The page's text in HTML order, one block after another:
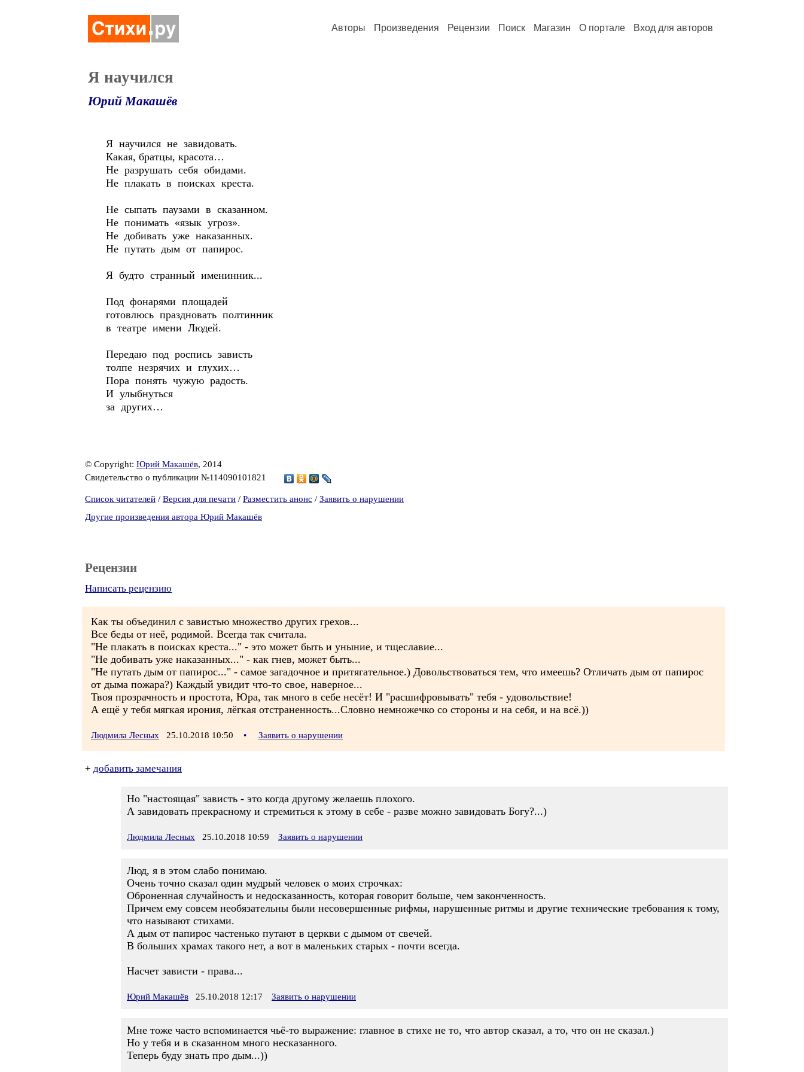
Авторы Произведения Рецензии Поиск Магазин О портале Вход для авторов
Я научился
Юрий Макашёв
Я научился не завидовать.
Какая, братцы, красота…
Не разрушать себя обидами.
Не плакать в поисках креста.
Не сыпать паузами в сказанном.
Не понимать «язык угроз».
Не добивать уже наказанных.
Не путать дым от папирос.
Я будто странный именинник...
Под фонарями площадей
готовлюсь праздновать полтинник
в театре имени Людей.
Передаю под роспись зависть
толпе незрячих и глухих…
Пора понять чужую радость.
И улыбнуться
за других…
© Copyright: Юрий Макашёв, 2014
Свидетельство о публикации №114090101821
Список читателей / Версия для печати / Разместить анонс / Заявить о нарушении
Другие произведения автора Юрий Макашёв
Рецензии
Написать рецензию
Как ты объединил с завистью множество других грехов...
Все беды от неё, родимой. Всегда так считала.
"Не плакать в поисках креста..." - это может быть и уныние, и тщеславие...
"Не добивать уже наказанных..." - как гнев, может быть...
"Не путать дым от папирос..." - самое загадочное и притягательное.) Довольствоваться тем, что имеешь? Отличать дым от папирос
от дыма пожара?) Каждый увидит что-то свое, наверное...
Твоя прозрачность и простота, Юра, так много в себе несёт! И "расшифровывать" тебя - удовольствие!
А ещё у тебя мягкая ирония, лёгкая отстраненность...Словно немножечко со стороны и на себя, и на всё.))
Людмила Лесных 25.10.2018 10:50 • Заявить о нарушении
+ добавить замечания
Но "настоящая" зависть - это когда другому желаешь плохого.
А завидовать прекрасному и стремиться к этому в себе - разве можно завидовать Богу?...)
Людмила Лесных 25.10.2018 10:59 Заявить о нарушении
Люд, я в этом слабо понимаю.
Очень точно сказал один мудрый человек о моих строчках:
Оброненная случайность и недосказанность, которая говорит больше, чем законченность.
Причем ему совсем необязательны были несовершенные рифмы, нарушенные ритмы и другие технические требования к тому,
что называют стихами.
А дым от папирос частенько путают в церкви с дымом от свечей.
В больших храмах такого нет, а вот в маленьких старых - почти всегда.
Насчет зависти - права...
Юрий Макашёв 25.10.2018 12:17 Заявить о нарушении
Мне тоже часто вспоминается чьё-то выражение: главное в стихе не то, что автор сказал, а то, что он не сказал.)
Но у тебя и в сказанном много несказанного.
Теперь буду знать про дым...))